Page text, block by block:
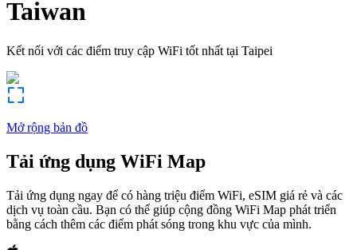
Taiwan
Kết nối với các điểm truy cập WiFi tốt nhất tại Taipei
Mở rộng bản đồ
Tải ứng dụng WiFi Map
Tải ứng dụng ngay để có hàng triệu điểm WiFi, eSIM giá rẻ và các
dịch vụ toàn cầu. Bạn có thể giúp cộng đồng WiFi Map phát triển
bằng cách thêm các điểm phát sóng trong khu vực của mình.